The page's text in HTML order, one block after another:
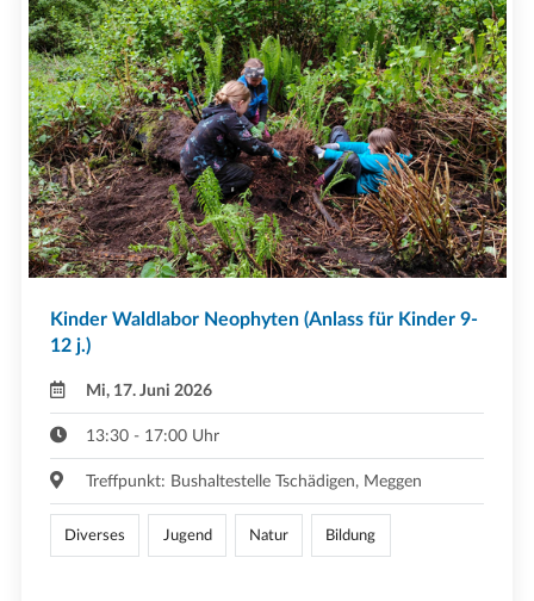
Kinder Waldlabor Neophyten (Anlass für Kinder 9-
12 j.)
Mi, 17. Juni 2026
13:30 - 17:00 Uhr
Treffpunkt: Bushaltestelle Tschädigen, Meggen
Diverses Jugend Natur Bildung